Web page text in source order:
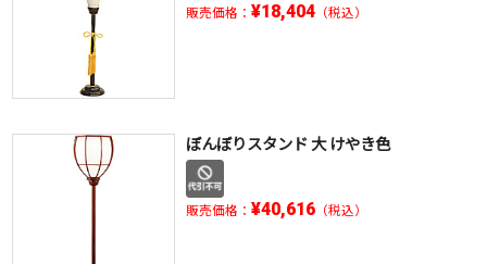
販売価格： ¥18,404（税込）
ぼんぼりスタンド 大 けやき色
販売価格： ¥40,616（税込）